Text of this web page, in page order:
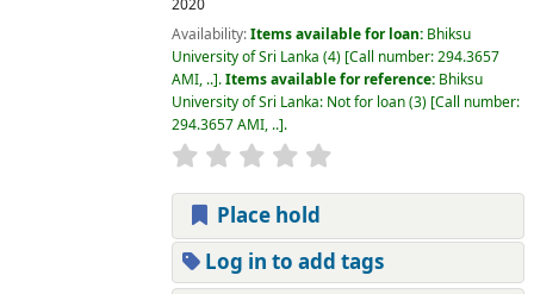
Availability:Items available for loan: Bhiksu
University of Sri Lanka (4) Call number:294.3657
AMI, .. .Items available for reference: Bhiksu
University of Sri Lanka: Not for loan(3) Call number:
294.3657 AMI, .. .
Place hold
Log in to add tags